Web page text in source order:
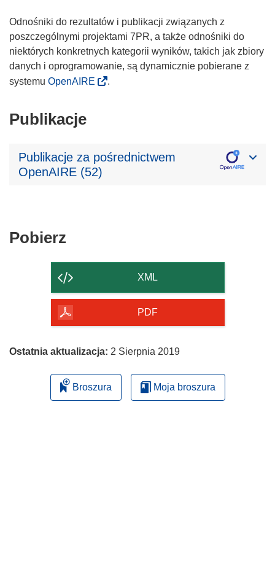
Odnośniki do rezultatów i publikacji związanych z
poszczególnymi projektami 7PR, a także odnośniki do
niektórych konkretnych kategorii wyników, takich jak zbiory
danych i oprogramowanie, są dynamicznie pobierane z
systemu OpenAIRE .
Publikacje
Publikacje za pośrednictwem
OpenAIRE (52)
Pobierz
strony
XML
PDF
Ostatnia aktualizacja: 2 Sierpnia 2019
Broszura Moja broszura